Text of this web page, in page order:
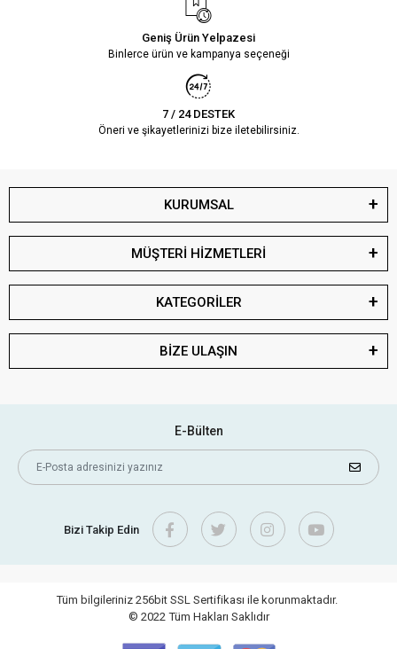
Geniş Ürün Yelpazesi
Binlerce ürün ve kampanya seçeneği
7 / 24 DESTEK
Öneri ve şikayetlerinizi bize iletebilirsiniz.
KURUMSAL
MÜŞTERİ HİZMETLERİ
KATEGORİLER
BİZE ULAŞIN
E-Bülten
Bizi Takip Edin
Tüm bilgileriniz 256bit SSL Sertifikası ile korunmaktadır.
© 2022 Tüm Hakları Saklıdır